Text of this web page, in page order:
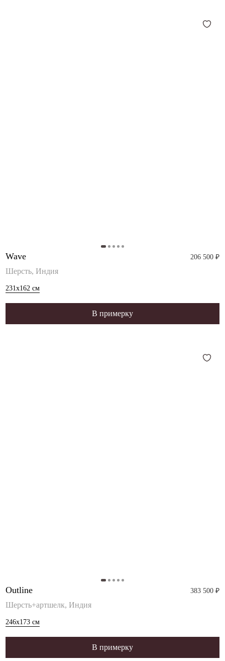
Wave 206 500 ₽
Шерсть, Индия
231x162 см
В примерку
Outline 383 500 ₽
Шерсть+артшелк, Индия
246x173 см
В примерку